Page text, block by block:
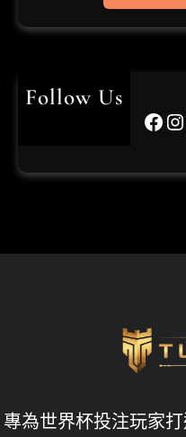
usdt儲值
世界杯投注
世足賠率
世足賽下注
九州娛樂
Follow Us
Facebook Instagram
專為世界杯投注玩家